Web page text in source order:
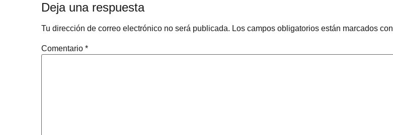
Deja una respuesta
Tu dirección de correo electrónico no será publicada. Los campos obligatorios están marcados con
Comentario *